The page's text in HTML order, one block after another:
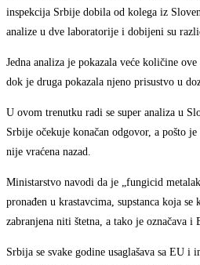
inspekcija Srbije dobila od kolega iz
analize u dve laboratorije i dobijeni su
Jedna analiza je pokazala veće količine
dok je druga pokazala njeno prisustvo u
U ovom trenutku radi se super analiza u
Srbije očekuje konačan odgovor, a pošto
nije vraćena nazad.
Ministarstvo navodi da je „fungicid
pronađen u krastavcima, supstanca koja
zabranjena niti štetna, a tako je označava i
Srbija se svake godine usaglašava sa EU i